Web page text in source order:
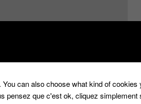
?
can also choose what kind of cookies
pensez que c'est ok, cliquez simplement